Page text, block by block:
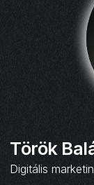
Török
Digitális